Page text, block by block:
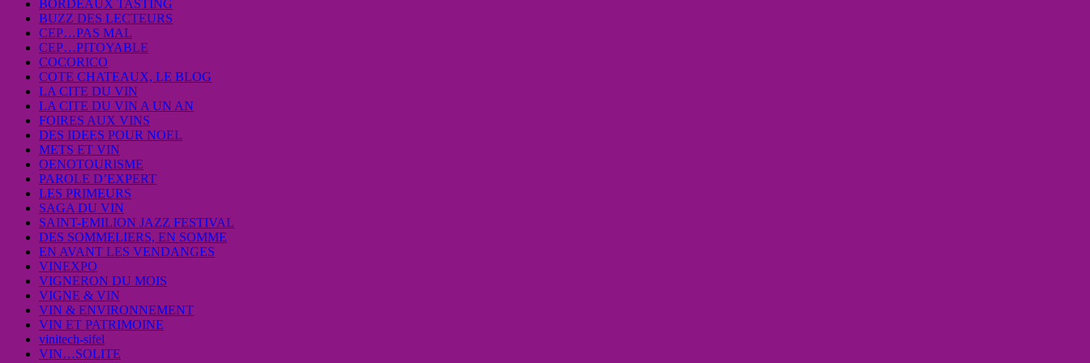
BORDEAUX TASTING
BUZZ DES LECTEURS
CEP…PAS MAL
CEP…PITOYABLE
COCORICO
COTE CHATEAUX, LE BLOG
LA CITE DU VIN
LA CITE DU VIN A UN AN
FOIRES AUX VINS
DES IDEES POUR NOEL
METS ET VIN
OENOTOURISME
PAROLE D’EXPERT
LES PRIMEURS
SAGA DU VIN
SAINT-EMILION JAZZ FESTIVAL
DES SOMMELIERS, EN SOMME
EN AVANT LES VENDANGES
VINEXPO
VIGNERON DU MOIS
VIGNE & VIN
VIN & ENVIRONNEMENT
VIN ET PATRIMOINE
vinitech-sifel
VIN…SOLITE